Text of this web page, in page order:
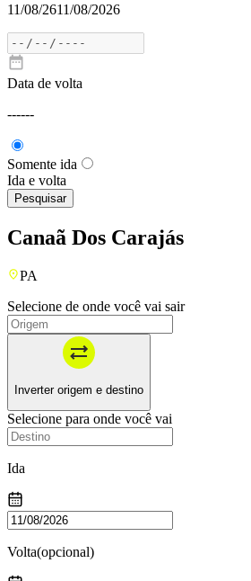
11/08/2611/08/2026
Data de volta
------
Somente ida
Ida e volta
Pesquisar
Canaã Dos Carajás
PA
Selecione de onde você vai sair
Inverter origem e destino
Selecione para onde você vai
Ida
Volta(opcional)